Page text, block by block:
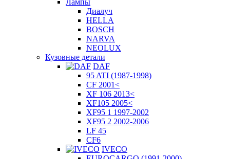
Лампы
Диалуч
HELLA
BOSCH
NARVA
NEOLUX
Кузовные детали
DAF
95 ATI (1987-1998)
CF 2001<
XF 106 2013<
XF105 2005<
XF95 1 1997-2002
XF95 2 2002-2006
LF 45
CF6
IVECO